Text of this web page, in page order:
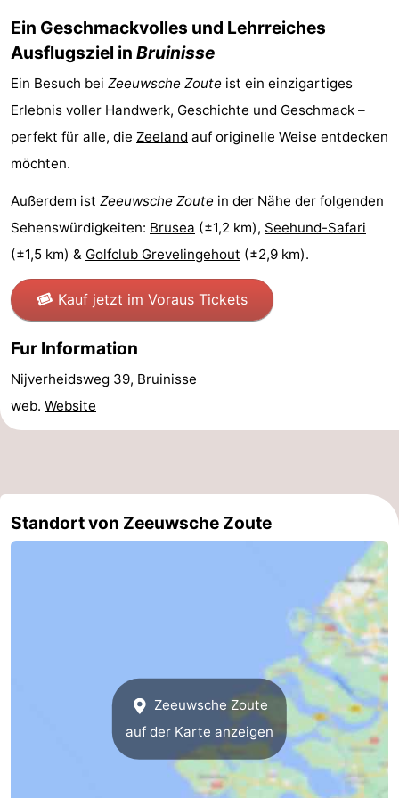
Sport
Schwimmbader
-
Radfahren
-
Reiten
-
Golfplatze
Surfen
-
Sportangeln
Seehunden
Essen
und
Veranstaltungen
Route
Ein Geschmackvolles und Lehrreiches
Ausflugsziel in Bruinisse
Ein Besuch bei Zeeuwsche Zoute ist ein einzigartiges
Erlebnis voller Handwerk, Geschichte und Geschmack –
perfekt für alle, die Zeeland auf originelle Weise entdecken
möchten.
Außerdem ist Zeeuwsche Zoute in der Nähe der folgenden
Sehenswürdigkeiten: Brusea (±1,2 km), Seehund-Safari
(±1,5 km) & Golfclub Grevelingehout (±2,9 km).
Kauf jetzt im Voraus Tickets
Fur Information
Nijverheidsweg 39, Bruinisse
web. Website
Standort von Zeeuwsche Zoute
Zeeuwsche Zoute
auf der Karte anzeigen